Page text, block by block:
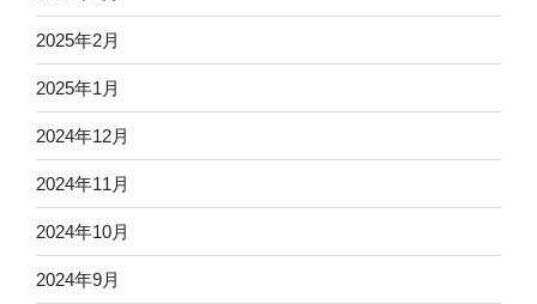
2025年2月
2025年1月
2024年12月
2024年11月
2024年10月
2024年9月